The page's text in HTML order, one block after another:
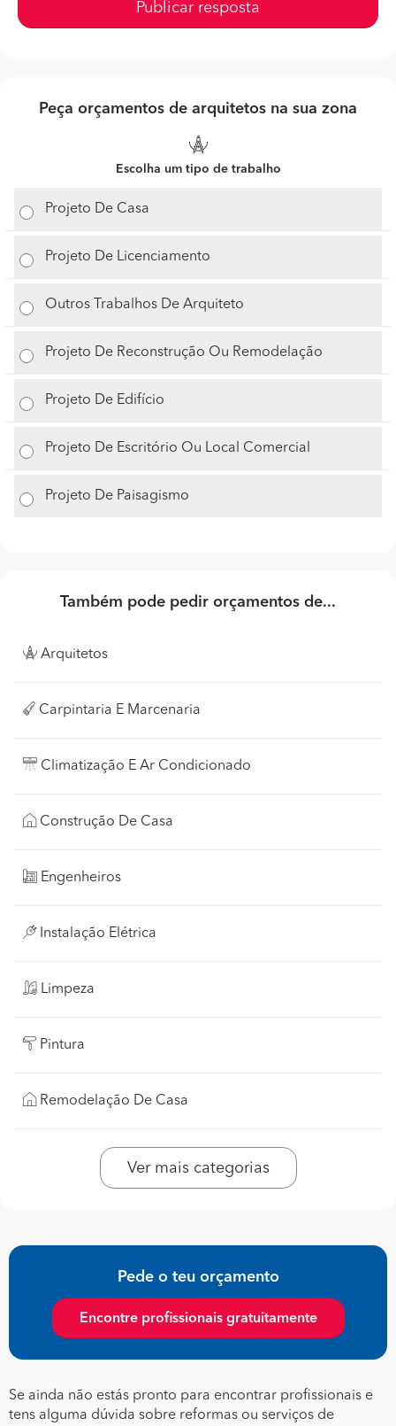
Publicar resposta
Peça orçamentos de arquitetos na sua zona
Escolha um tipo de trabalho
Projeto De Casa
Projeto De Licenciamento
Outros Trabalhos De Arquiteto
Projeto De Reconstrução Ou Remodelação
Projeto De Edifício
Projeto De Escritório Ou Local Comercial
Projeto De Paisagismo
Também pode pedir orçamentos de...
Arquitetos
Carpintaria E Marcenaria
Climatização E Ar Condicionado
Construção De Casa
Engenheiros
Instalação Elétrica
Limpeza
Pintura
Remodelação De Casa
Ver mais categorias
Pede o teu orçamento
Encontre profissionais gratuitamente
Se ainda não estás pronto para encontrar profissionais e
tens alguma dúvida sobre reformas ou serviços de